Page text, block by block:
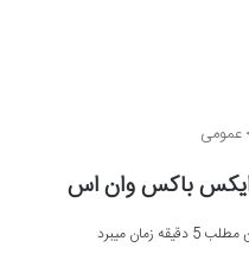
عمومی
باکس وان اس
زمان میبرد